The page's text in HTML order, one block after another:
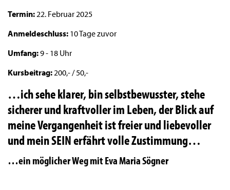
Termin:22. Februar 2025
Anmeldeschluss: 10 Tage zuvor
Umfang:9 - 18 Uhr
Kursbeitrag:200,- / 50,-
…ich sehe klarer, bin selbstbewusster, stehe
sicherer und kraftvoller im Leben, der Blick auf
meine Vergangenheit ist freier und liebevoller
und mein SEIN erfährt volle Zustimmung…
…ein möglicher Weg mit Eva Maria Sögner